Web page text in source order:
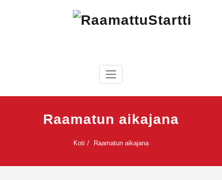
RaamattuStartti
Raamatun aikajana
Koti Raamatun aikajana